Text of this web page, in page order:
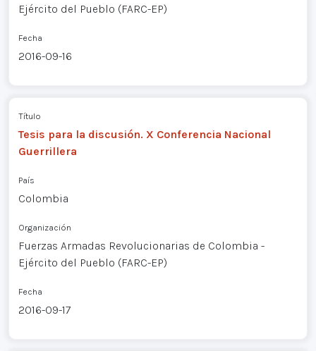
Ejército del Pueblo (FARC-EP)
Fecha
2016-09-16
Título
Tesis para la discusión. X Conferencia Nacional
Guerrillera
País
Colombia
Organización
Fuerzas Armadas Revolucionarias de Colombia -
Ejército del Pueblo (FARC-EP)
Fecha
2016-09-17